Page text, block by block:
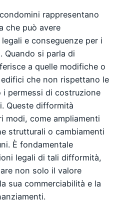
rappresentano
che può avere
e conseguenze per i
Quando si parla di
a quelle modifiche o
che non rispettano le
permessi di costruzione
Queste difformità
modi, come ampliamenti
strutturali o cambiamenti
È fondamentale
legali di tali difformità,
non solo il valore
sua commerciabilità e la